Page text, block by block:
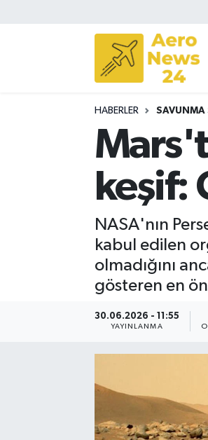
HABERLER SAVUNMA
keşif:
NASA'nın
kabul edilen
olmadığını
gösteren en
30.06.2026 - 11:55
YAYINLANMA
Sivil Havacılık